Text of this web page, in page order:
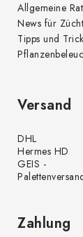
Allgemeine
News für
Tipps und
Versand
DHL
Hermes HD
GEIS -
Zahlung